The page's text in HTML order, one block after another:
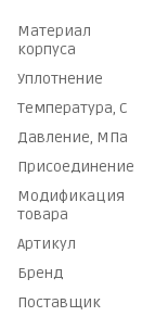
Материал
корпуса
Уплотнение
Температура, С
Давление, МПа
Присоединение
Модификация
товара
Артикул
Бренд
Поставщик